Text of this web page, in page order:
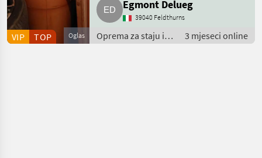
Oglas
VIP TOP
Egmont Delueg
39040 Feldthurns
Oprema za staju i
mljekarstvo /
3 mjeseci online